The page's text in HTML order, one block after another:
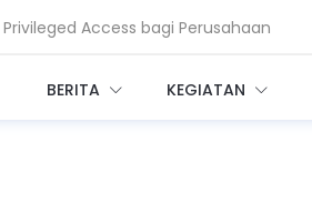
Access bagi Perusahaan
Enkripsi, Saatnya Beralih ke PQC
BERITA KEGIATAN